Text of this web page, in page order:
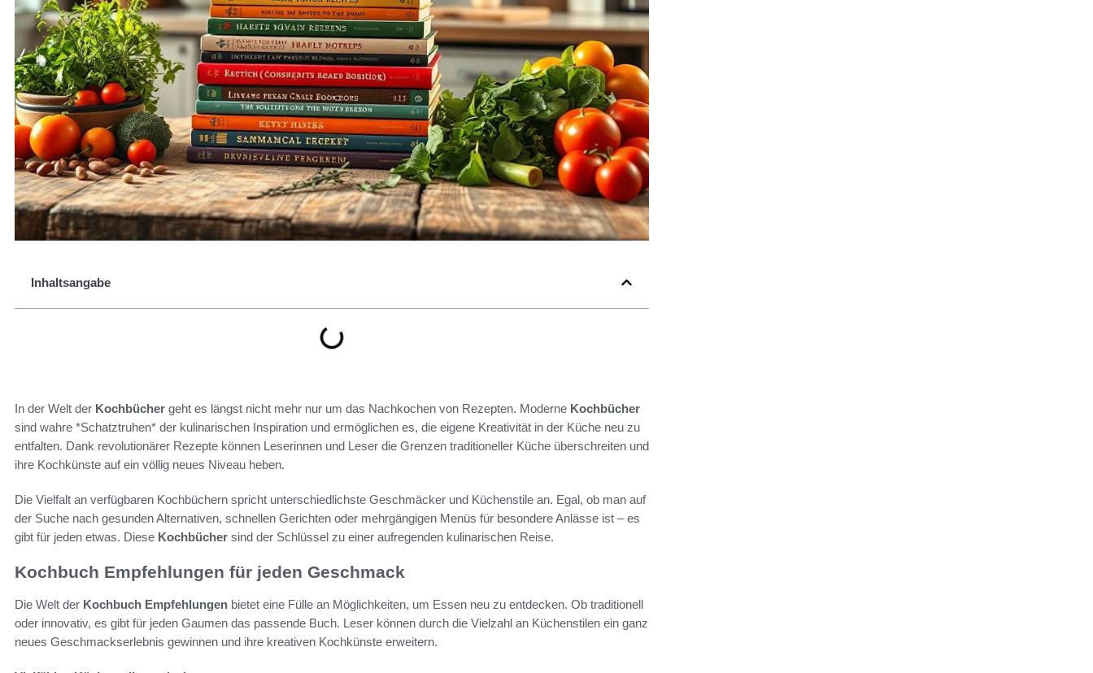
Inhaltsangabe
In der Welt der Kochbücher geht es längst nicht mehr nur um das Nachkochen von Rezepten. Moderne Kochbücher
sind wahre *Schatztruhen* der kulinarischen Inspiration und ermöglichen es, die eigene Kreativität in der Küche neu zu
entfalten. Dank revolutionärer Rezepte können Leserinnen und Leser die Grenzen traditioneller Küche überschreiten und
ihre Kochkünste auf ein völlig neues Niveau heben.
Die Vielfalt an verfügbaren Kochbüchern spricht unterschiedlichste Geschmäcker und Küchenstile an. Egal, ob man auf
der Suche nach gesunden Alternativen, schnellen Gerichten oder mehrgängigen Menüs für besondere Anlässe ist – es
gibt für jeden etwas. Diese Kochbücher sind der Schlüssel zu einer aufregenden kulinarischen Reise.
Kochbuch Empfehlungen für jeden Geschmack
Die Welt der Kochbuch Empfehlungen bietet eine Fülle an Möglichkeiten, um Essen neu zu entdecken. Ob traditionell
oder innovativ, es gibt für jeden Gaumen das passende Buch. Leser können durch die Vielzahl an Küchenstilen ein ganz
neues Geschmackserlebnis gewinnen und ihre kreativen Kochkünste erweitern.